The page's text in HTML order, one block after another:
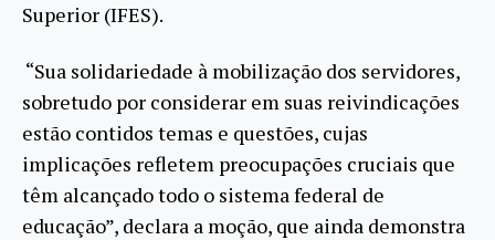
Superior (IFES).
“Sua solidariedade à mobilização dos servidores,
sobretudo por considerar em suas reivindicações
estão contidos temas e questões, cujas
implicações refletem preocupações cruciais que
têm alcançado todo o sistema federal de
educação”, declara a moção, que ainda demonstra